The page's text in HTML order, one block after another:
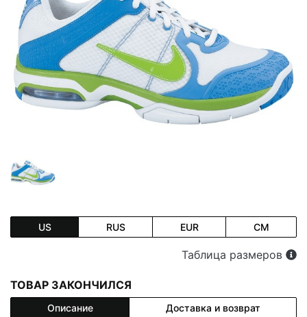
US RUS EUR CM
Таблица размеров
ТОВАР ЗАКОНЧИЛСЯ
Описание Доставка и возврат